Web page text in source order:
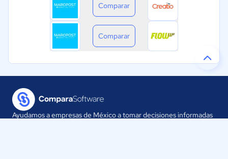
Comparar
Comparar
Ayudamos a empresas de México a tomar decisiones informadas